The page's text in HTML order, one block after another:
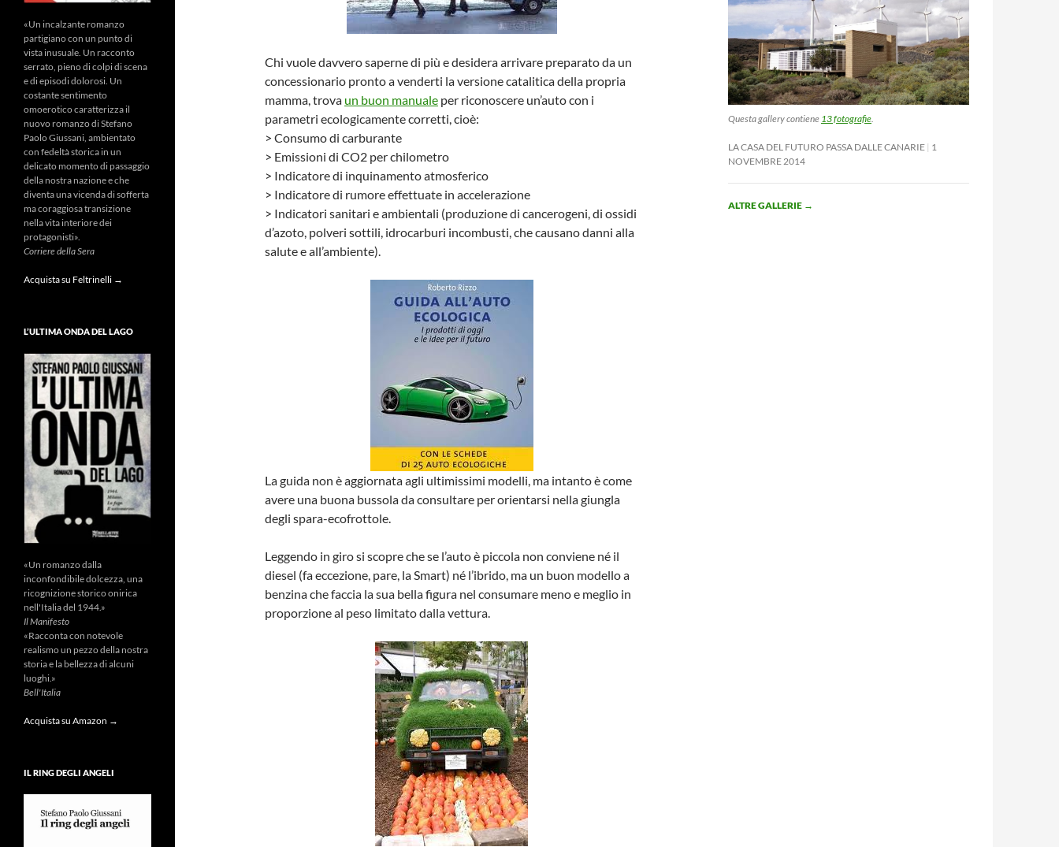
Chi vuole davvero saperne di più e desidera arrivare preparato da un
concessionario pronto a venderti la versione catalitica della propria
mamma, trova un buon manuale per riconoscere un’auto con i
parametri ecologicamente corretti, cioè:
> Consumo di carburante
> Emissioni di CO2 per chilometro
> Indicatore di inquinamento atmosferico
> Indicatore di rumore effettuate in accelerazione
> Indicatori sanitari e ambientali (produzione di cancerogeni, di ossidi
d’azoto, polveri sottili, idrocarburi incombusti, che causano danni alla
salute e all’ambiente).
La guida non è aggiornata agli ultimissimi modelli, ma intanto è come
avere una buona bussola da consultare per orientarsi nella giungla
degli spara-ecofrottole.
Leggendo in giro si scopre che se l’auto è piccola non conviene né il
diesel (fa eccezione, pare, la Smart) né l’ibrido, ma un buon modello a
benzina che faccia la sua bella figura nel consumare meno e meglio in
proporzione al peso limitato dalla vettura.
Questa gallery contiene 13 fotografie.
LA CASA DEL FUTURO PASSA DALLE CANARIE 1
NOVEMBRE 2014
ALTRE GALLERIE →
«Un incalzante romanzo
partigiano con un punto di
vista inusuale. Un racconto
serrato, pieno di colpi di scena
e di episodi dolorosi. Un
costante sentimento
omoerotico caratterizza il
nuovo romanzo di Stefano
Paolo Giussani, ambientato
con fedeltà storica in un
delicato momento di passaggio
della nostra nazione e che
diventa una vicenda di sofferta
ma coraggiosa transizione
nella vita interiore dei
protagonisti».
Corriere della Sera
Acquista su Feltrinelli →
L’ULTIMA ONDA DEL LAGO
«Un romanzo dalla
inconfondibile dolcezza, una
ricognizione storico onirica
nell'Italia del 1944.»
Il Manifesto
«Racconta con notevole
realismo un pezzo della nostra
storia e la bellezza di alcuni
luoghi.»
Bell'Italia
Acquista su Amazon →
IL RING DEGLI ANGELI